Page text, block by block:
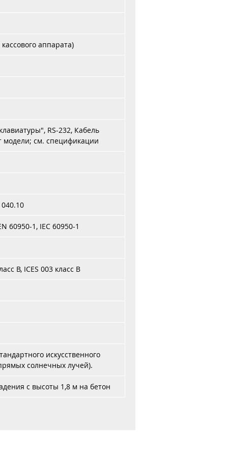
аппарата)
RS-232, Кабель
модели; см. спецификации
60950-1, IEC 60950-1
B, ICES 003 класс B
искусственного
солнечных лучей).
с высоты 1,8 м на бетон